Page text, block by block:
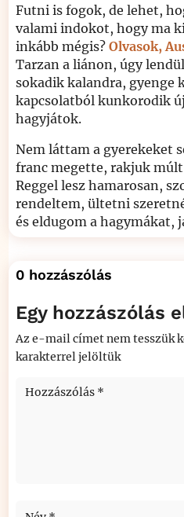
Futni is fogok, de lehet,
valami indokot, hogy ma
inkább mégis? Olvasok,
Tarzan a liánon, úgy
sokadik kalandra, gyenge
kapcsolatból kunkorodik
hagyjátok.
Nem láttam a gyerekeket
franc megette, rakjuk
Reggel lesz hamarosan,
rendeltem, ültetni
és eldugom a hagymákat,
0 hozzászólás
Egy hozzászólás
Az e-mail címet nem tesszük
karakterrel jelöltük